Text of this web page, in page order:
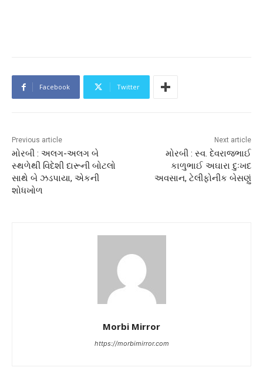
Facebook Twitter
Previous article
મોરબી : અલગ-અલગ બે
સ્થળેથી વિદેશી દારૂની બોટલો
સાથે બે ઝડપાયા, એકની
શોધખોળ
Next article
મોરબી : સ્વ. દેવરાજભાઈ
કાળુભાઈ અઘારા દુઃખદ
અવસાન, ટેલીફોનીક બેસણું
Morbi Mirror
https://morbimirror.com